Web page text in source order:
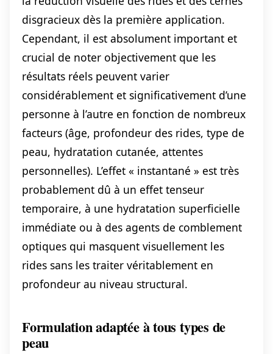
disgracieux dès la première application.
Cependant, il est absolument important et
crucial de noter objectivement que les
résultats réels peuvent varier
considérablement et significativement d’une
personne à l’autre en fonction de nombreux
facteurs (âge, profondeur des rides, type de
peau, hydratation cutanée, attentes
personnelles). L’effet « instantané » est très
probablement dû à un effet tenseur
temporaire, à une hydratation superficielle
immédiate ou à des agents de comblement
optiques qui masquent visuellement les
rides sans les traiter véritablement en
profondeur au niveau structural.
Formulation adaptée à tous types de
peau